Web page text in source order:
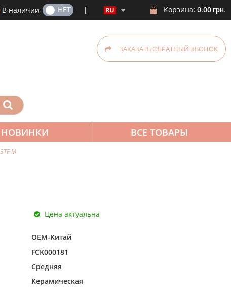
Корзина: 0.00 грн.
В наличии
ДА НЕТ
ЗАКАЗАТЬ ОБРАТНЫЙ ЗВОНОК
НОВИНКИ ВСЕ ТОВАРЫ
М
Цена актуальна
ОЕМ-Китай
FCK000181
Средняя
Керамическая